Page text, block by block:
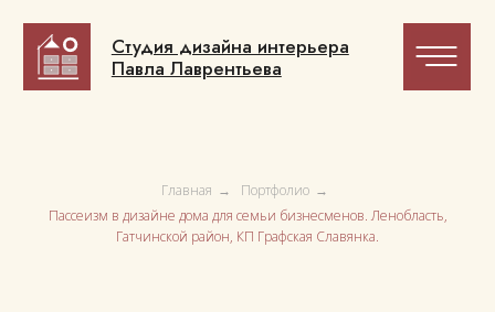
Павла Лаврентьева
Павла Лаврентьева
Главная → Портфолио →
Пассеизм в дизайне дома для семьи бизнесменов. Ленобласть,
Гатчинской район, КП Графская Славянка.